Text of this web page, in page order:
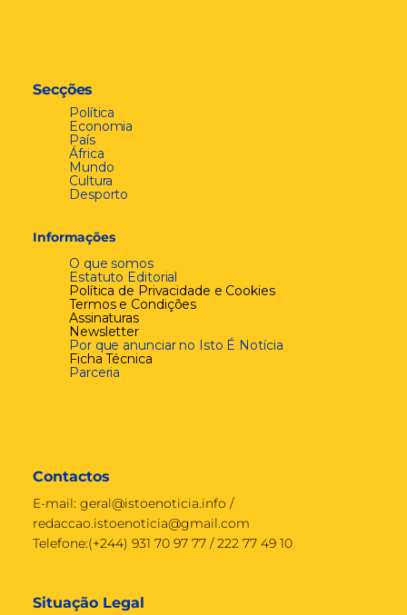
Secções
Política
Economia
País
África
Mundo
Cultura
Desporto
Informações
O que somos
Estatuto Editorial
Política de Privacidade e Cookies
Termos e Condições
Assinaturas
Newsletter
Por que anunciar no Isto É Notícia
Ficha Técnica
Parceria
Contactos
E-mail: geral@istoenoticia.info /
redaccao.istoenoticia@gmail.com
Telefone:(+244) 931 70 97 77 / 222 77 49 10
Situação Legal